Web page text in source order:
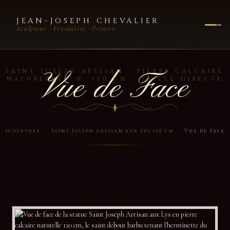
JEAN-JOSEPH CHEVALIER
Sculpteur · Fresquiste · Peintre
SAINT JOSEPH ARTISAN · PIERRE CALCAIRE
NATURELLE · H. 120 CM · TAILLE DIRECTE
Vue de Face
Sculpture › Saint Joseph Artisan aux Lys 120 cm › Vue de Face